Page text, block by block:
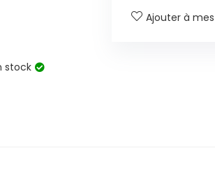
stock
Ajouter à